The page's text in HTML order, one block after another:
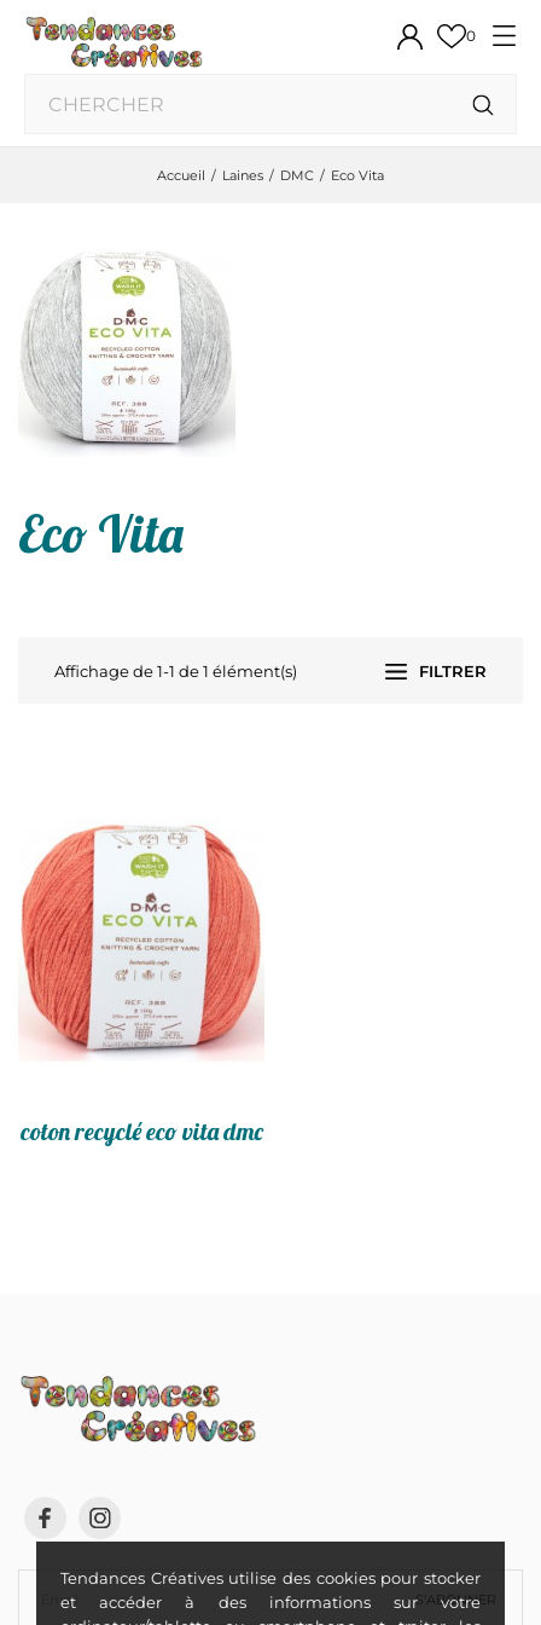
Tendances Créatives utilise des cookies pour stocker
et accéder à des informations sur votre
0
Accueil Laines DMC Eco Vita
Eco Vita
FILTRER
Affichage de 1-1 de 1 élément(s)
coton recyclé eco vita dmc
S'ABONNER